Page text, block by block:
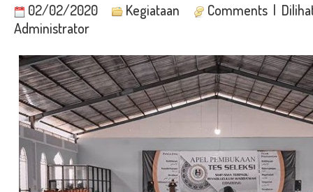
02/02/2020 Kegiataan Comments |
Administrator